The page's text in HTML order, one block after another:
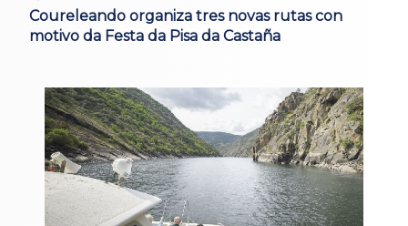
Coureleando organiza tres novas rutas con
motivo da Festa da Pisa da Castaña